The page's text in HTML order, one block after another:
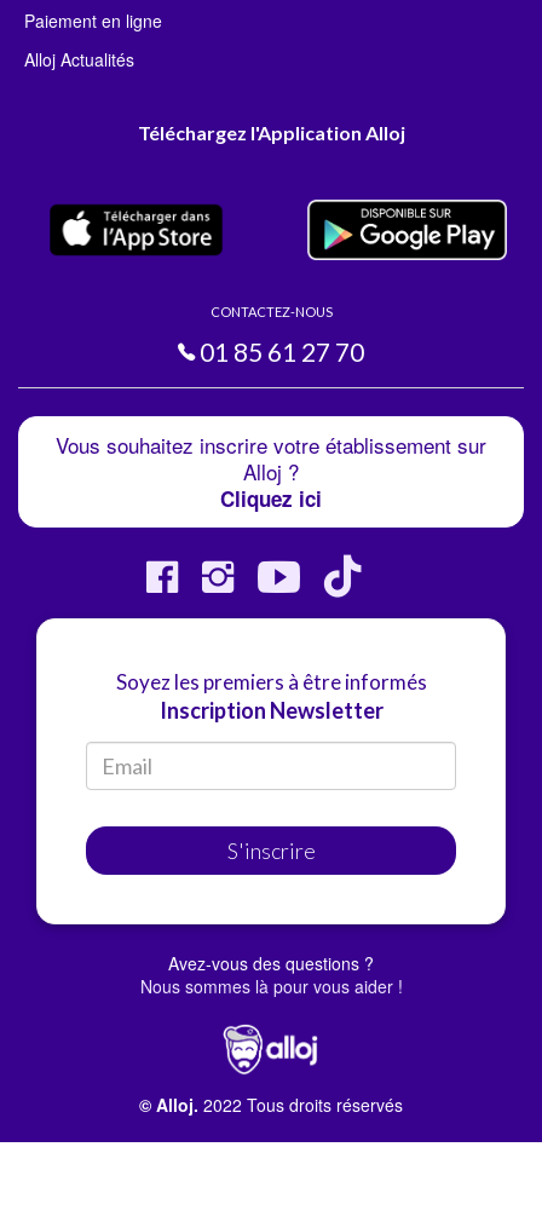
Paiement en ligne
Alloj Actualités
Téléchargez l'Application Alloj
CONTACTEZ-NOUS
01 85 61 27 70
Vous souhaitez inscrire votre établissement sur
Alloj ?
Cliquez ici
Soyez les premiers à être informés
Inscription Newsletter
S'inscrire
Avez-vous des questions ?
Nous sommes là pour vous aider !
© Alloj. 2022 Tous droits réservés